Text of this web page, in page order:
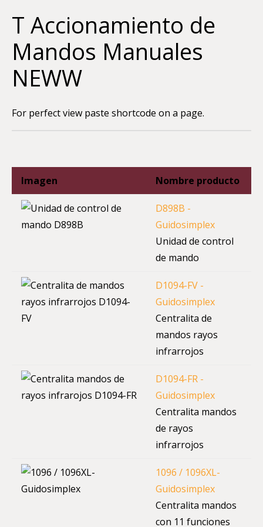
content
T Accionamiento de
Mandos Manuales
NEWW
For perfect view paste shortcode on a page.
Imagen Nombre producto
D898B -
Guidosimplex
Unidad de control
de mando
D1094-FV -
Guidosimplex
Centralita de
mandos rayos
infrarrojos
D1094-FR -
Guidosimplex
Centralita mandos
de rayos
infrarrojos
1096 / 1096XL-
Guidosimplex
Centralita mandos
con 11 funciones